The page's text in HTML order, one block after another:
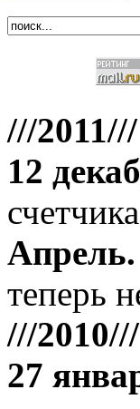
///2011///
12
Апрель.
теперь
///2010///
27